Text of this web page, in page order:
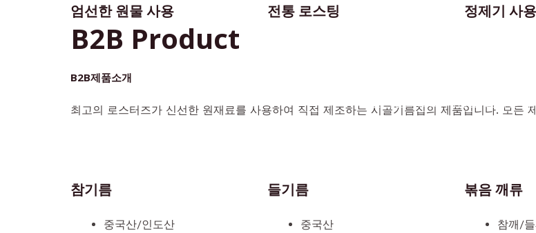
엄선한 원물 사용 전통 로스팅 정제기 사용
B2B Product
B2B제품소개
최고의 로스터즈가 신선한 원재료를 사용하여 직접 제조하는 시골기름집의 제품입니다. 모든
이제 온라인으로도 제품을 만나실
참기름
중국산/인도산
들기름
중국산
볶음 깨류
참깨/